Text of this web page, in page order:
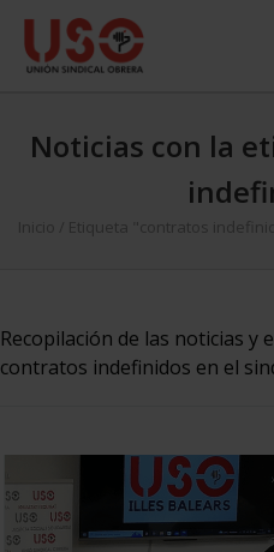
Noticias con la
Inicio Etiqueta "contratos
Recopilación de las noticias y
contratos indefinidos en el